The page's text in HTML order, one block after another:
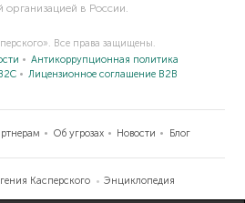
организацией в России.
Все права защищены.
Антикоррупционная политика
Лицензионное соглашение B2B
Об угрозах Новости Блог
Касперского
Энциклопедия